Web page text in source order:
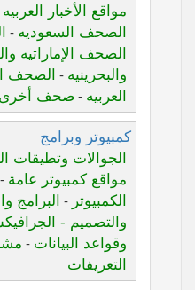
مواقع الأخبار العربيه
الصحف السعوديه -
الصحف الإماراتيه
والبحرينيه - الصحف
العربيه - صحف أخرى
كمبيوتر وبرامج
الجوالات وتطيقات
مواقع كمبيوتر عامة -
الكمبيوتر - البرامج
والتصميم -
وقواعد البيانات -
التعريفات